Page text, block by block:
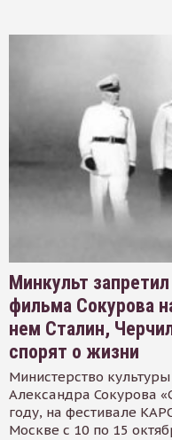
Минкульт
фильма Сокурова
нем Сталин,
спорят о жизни
Министерство
Александра Сокурова
году, на фестивале
Москве с 10 по 15